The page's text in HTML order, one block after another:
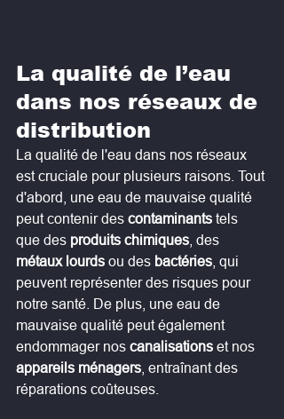
La qualité de l’eau
dans nos réseaux de
distribution
La qualité de l'eau dans nos réseaux
est cruciale pour plusieurs raisons. Tout
d'abord, une eau de mauvaise qualité
peut contenir des contaminants tels
que des produits chimiques , des
métaux lourds ou des bactéries , qui
peuvent représenter des risques pour
notre santé. De plus, une eau de
mauvaise qualité peut également
endommager nos canalisations et nos
appareils ménagers , entraînant des
réparations coûteuses.